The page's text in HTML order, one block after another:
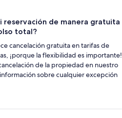
reservación de manera gratuita
total?
cancelación gratuita en tarifas de
¡porque la flexibilidad es importante!
de la propiedad en nuestro
sobre cualquier excepción